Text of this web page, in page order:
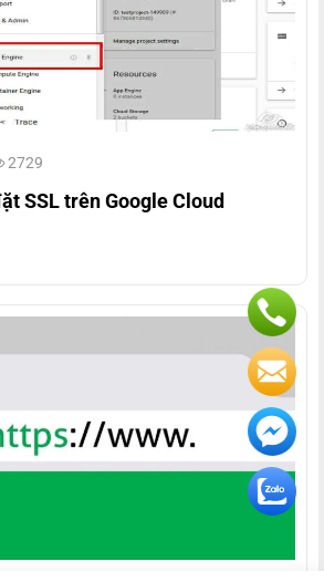
2729
SSL trên Google Cloud